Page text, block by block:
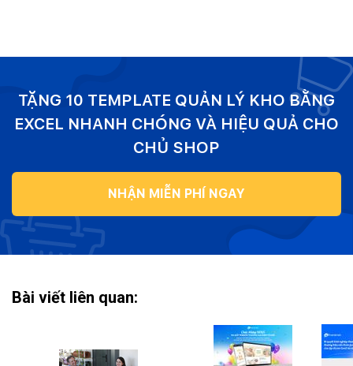
TẶNG 10 TEMPLATE QUẢN LÝ KHO BẰNG
EXCEL NHANH CHÓNG VÀ HIỆU QUẢ CHO
CHỦ SHOP
NHẬN MIỄN PHÍ NGAY
Bài viết liên quan: